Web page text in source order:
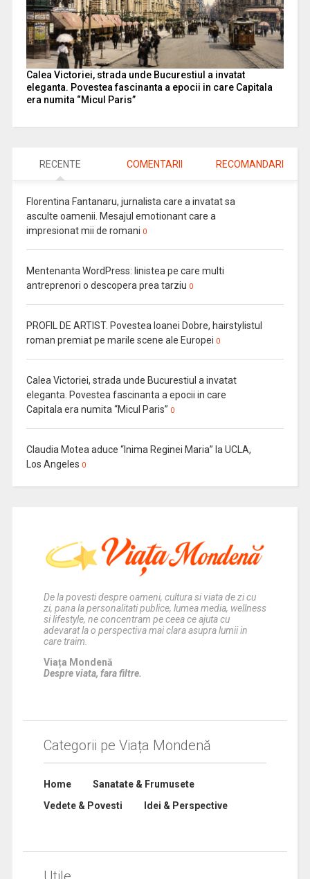
Calea Victoriei, strada unde Bucurestiul a invatat
eleganta. Povestea fascinanta a epocii in care Capitala
era numita “Micul Paris”
RECENTE COMENTARII RECOMANDARI
Florentina Fantanaru, jurnalista care a invatat sa
asculte oamenii. Mesajul emotionant care a
impresionat mii de romani 0
Mentenanta WordPress: linistea pe care multi
antreprenori o descopera prea tarziu 0
PROFIL DE ARTIST. Povestea Ioanei Dobre, hairstylistul
roman premiat pe marile scene ale Europei 0
Calea Victoriei, strada unde Bucurestiul a invatat
eleganta. Povestea fascinanta a epocii in care
Capitala era numita “Micul Paris” 0
Claudia Motea aduce “Inima Reginei Maria” la UCLA,
Los Angeles 0
De la povesti despre oameni, cultura si viata de zi cu
zi, pana la personalitati publice, lumea media, wellness
si lifestyle, ne concentram pe ceea ce ajuta cu
adevarat la o perspectiva mai clara asupra lumii in
care traim.
Viața Mondenă
Despre viata, fara filtre.
Categorii pe Viața Mondenă
Home
Sanatate & Frumusete
Vedete & Povesti
Idei & Perspective